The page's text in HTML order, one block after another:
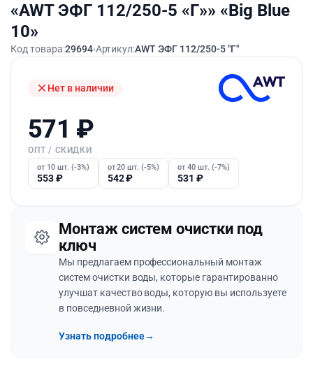
«AWT ЭФГ 112/250-5 «Г»» «Big Blue
10»
Код товара:29694 Артикул:AWT ЭФГ 112/250-5 "Г"
Нет в наличии
571 ₽
ОПТ / СКИДКИ
от 10 шт. (-3%)
553₽
от 20 шт. (-5%)
542₽
от 40 шт. (-7%)
531₽
Монтаж систем очистки под
ключ
Мы предлагаем профессиональный монтаж
систем очистки воды, которые гарантированно
улучшат качество воды, которую вы используете
в повседневной жизни.
Узнать подробнее→